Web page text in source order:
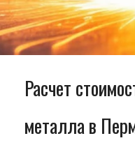
Расчет
металла в